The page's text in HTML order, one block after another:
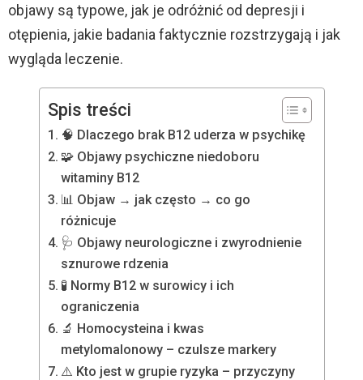
objawy są typowe, jak je odróżnić od depresji i
otępienia, jakie badania faktycznie rozstrzygają i jak
wygląda leczenie.
Spis treści
🧠 Dlaczego brak B12 uderza w psychikę
🧩 Objawy psychiczne niedoboru
witaminy B12
📊 Objaw → jak często → co go
różnicuje
🩺 Objawy neurologiczne i zwyrodnienie
sznurowe rdzenia
🧪 Normy B12 w surowicy i ich
ograniczenia
🔬 Homocysteina i kwas
metylomalonowy – czulsze markery
⚠️ Kto jest w grupie ryzyka – przyczyny